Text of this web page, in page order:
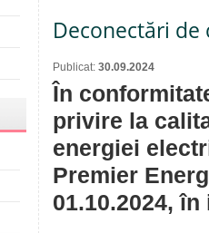
Deconectări
Publicat: 30.09.2024
În
privire la
energiei
Premier
01.10.2024,